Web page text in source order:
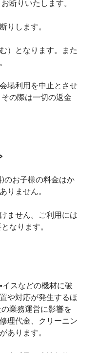
断りいたします。
りします。
）となります。また
場利用を中止とさせ
の際は一切の返金
)のお子様の料金はか
りません。
ません。ご利用には
なります。
スなどの機材に破
や対応が発生するほ
業務運営に影響を
理代金、クリーニン
あります。